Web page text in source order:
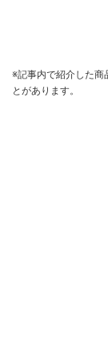
※記事内で紹介した商
とがあります。